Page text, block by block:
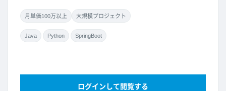
月単価100万以上 大規模プロジェクト
Java Python SpringBoot
ログインして閲覧する